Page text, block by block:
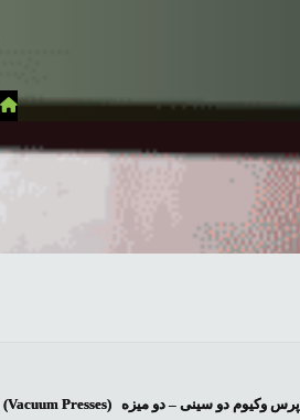
پرس وکیوم دو سینی – دو میزه (
Vacuum Presses
)